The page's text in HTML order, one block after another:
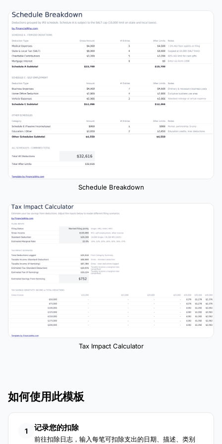
Schedule Breakdown
Tax Impact Calculator
如何使用此模板
1 记录您的扣除
前往扣除日志，输入每笔可扣除支出的日期、描述、类别